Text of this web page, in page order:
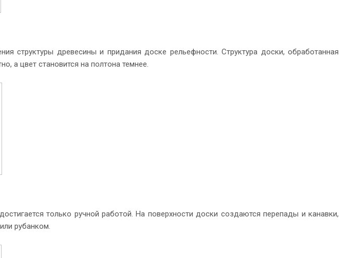
структуры древесины и придания доске рельефности. Структура доски, обработанная
а цвет становится на полтона темнее.
только ручной работой. На поверхности доски создаются перепады и канавки,
рубанком.